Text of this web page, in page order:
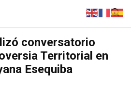
conversatorio
Territorial en
Esequiba